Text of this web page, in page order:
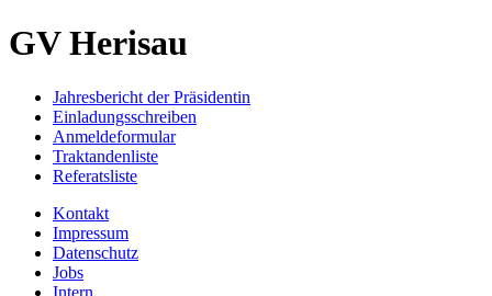
GV Herisau
Jahresbericht der Präsidentin
Einladungsschreiben
Anmeldeformular
Traktandenliste
Referatsliste
Kontakt
Impressum
Datenschutz
Jobs
Intern